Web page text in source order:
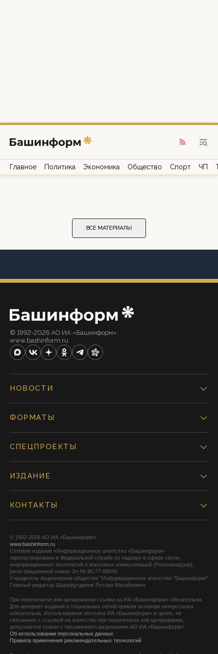
Главное Политика Экономика Общество Спорт ЧП
ВСЕ МАТЕРИАЛЫ
© 1992-2026 АО ИА «Башинформ».
www.bashinform.ru
НОВОСТИ
ФОРМАТЫ
СПЕЦПРОЕКТЫ
ИЗДАНИЕ
КОНТАКТЫ
© 1992-2026 АО ИА «Башинформ».
www.bashinform.ru
Сетевое издание «Информационное агентство «Башинформ»
зарегистрировано в Федеральной службе по надзору в сфере связи,
информационных технологий и массовых коммуникаций (Роскомнадзор),
регистрационный номер Эл № ФС77-88040
Учредитель Акционерное общество "Информационное агентство "Башинформ"
Главный редактор Шарафутдинов Руслан Михайлович
При перепечатке или цитировании ссылка на ИА «Башинформ» обязательна.
Для интернет-изданий и социальных сетей прямая активная гиперссылка
обязательна. Использование логотипа ИА «Башинформ» в целях, не
связанных с ссылкой на агентство при перепечатке или цитировании,
допускается только с письменного разрешения АО ИА «Башинформ».
Об использовании персональных данных
Правила применения рекомендательных технологий